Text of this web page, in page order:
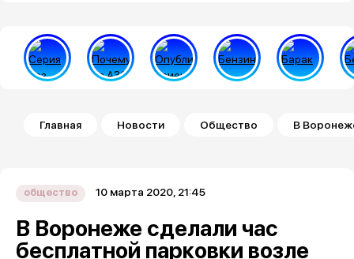
Строка навигации
Главная Новости Общество В
общество 10 марта 2020, 21:45
В Воронеже сделали час
бесплатной парковки возле